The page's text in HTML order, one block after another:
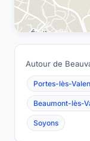
Autour de
Portes-lès-
Beaumont-lès-
Soyons